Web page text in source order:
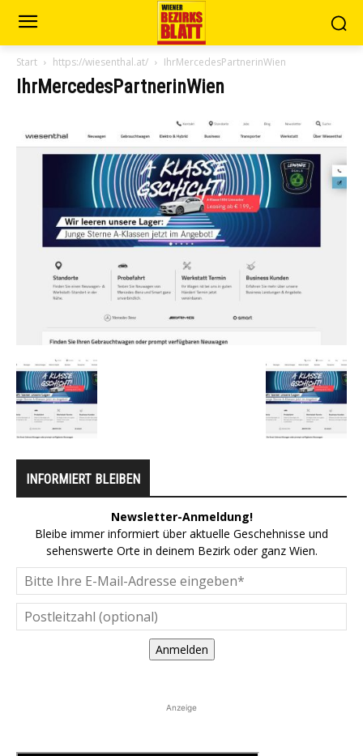
Start https://wiesenthal.at/ IhrMercedesPartnerinWien
IhrMercedesPartnerinWien
INFORMIERT BLEIBEN
Newsletter-Anmeldung!
Bleibe immer informiert über aktuelle Geschehnisse und
sehenswerte Orte in deinem Bezirk oder ganz Wien.
Anmelden
Anzeige